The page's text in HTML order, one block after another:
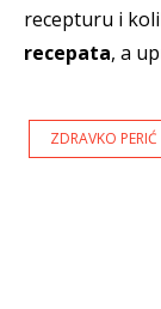
recepturu i
recepata, a
ZDRAVKO PERIĆ